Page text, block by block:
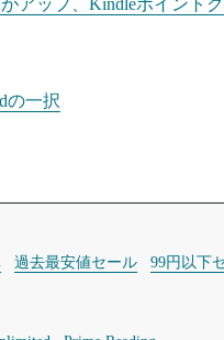
アップ、Kindleポイント
の一択
過去最安値セール 99円以下